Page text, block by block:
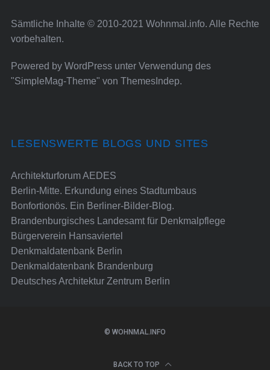
Sämtliche Inhalte © 2010-2021 Wohnmal.info. Alle Rechte
vorbehalten.
Powered by WordPressunter Verwendung des
"SimpleMag-Theme" von ThemesIndep.
LESENSWERTE BLOGS UND SITES
Architekturforum AEDES
Berlin-Mitte. Erkundung eines Stadtumbaus
Bonfortionös. Ein Berliner-Bilder-Blog.
Brandenburgisches Landesamt für Denkmalpflege
Bürgerverein Hansaviertel
Denkmaldatenbank Berlin
Denkmaldatenbank Brandenburg
Deutsches Architektur Zentrum Berlin
© WOHNMAL.INFO
BACK TO TOP